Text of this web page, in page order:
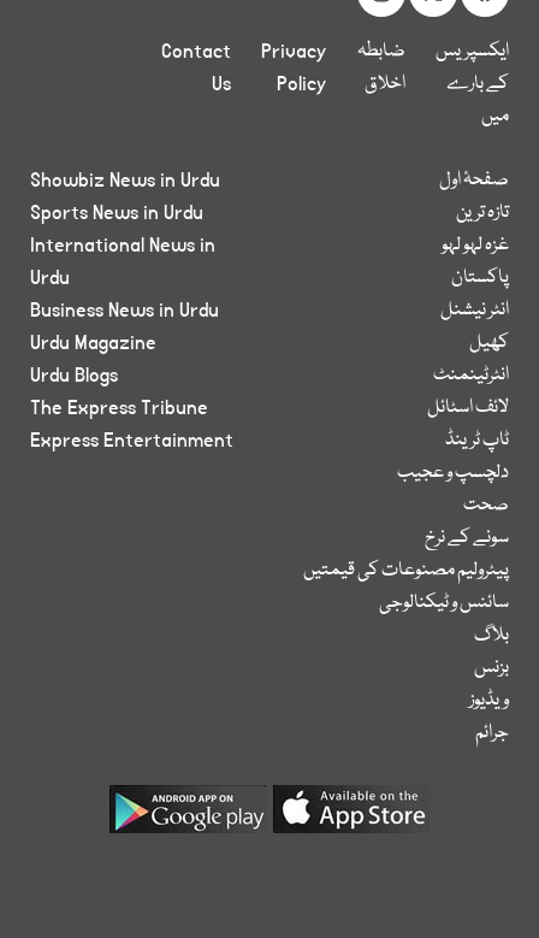
ایکسپریس
کے بارے
میں
ضابطہ
اخلاق
Privacy
Policy
Contact
Us
صفحۂ اول
تازہ ترین
غزہ لہو لہو
پاکستان
انٹر نیشنل
کھیل
انٹرٹینمنٹ
لائف اسٹائل
ٹاپ ٹرینڈ
دلچسپ و عجیب
صحت
سونے کے نرخ
پیٹرولیم مصنوعات کی قیمتیں
سائنس و ٹیکنالوجی
بلاگ
بزنس
ویڈیوز
جرائم
Showbiz News in Urdu
Sports News in Urdu
International News in
Urdu
Business News in Urdu
Urdu Magazine
Urdu Blogs
The Express Tribune
Express Entertainment